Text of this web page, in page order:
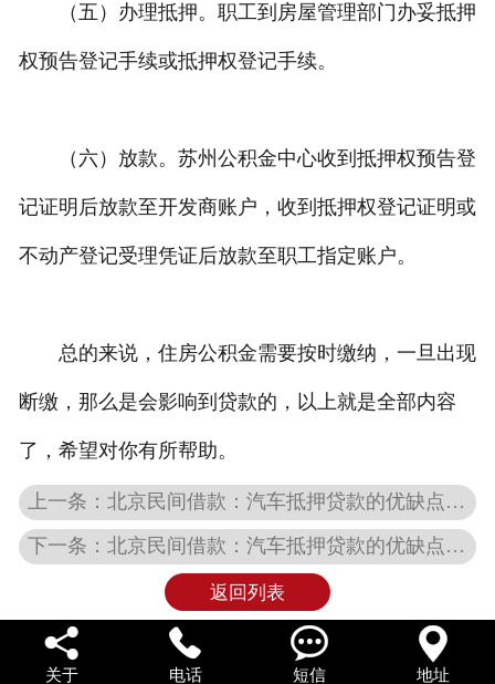
（五）办理抵押。职工到房屋管理部门办妥抵押
权预告登记手续或抵押权登记手续。
（六）放款。苏州公积金中心收到抵押权预告登
记证明后放款至开发商账户，收到抵押权登记证明或
不动产登记受理凭证后放款至职工指定账户。
总的来说，住房公积金需要按时缴纳，一旦出现
断缴，那么是会影响到贷款的，以上就是全部内容
了，希望对你有所帮助。
上一条：北京民间借款：汽车抵押贷款的优缺点分析
下一条：北京民间借款：汽车抵押贷款的优缺点分析
返回列表

关于

电话

短信

地址